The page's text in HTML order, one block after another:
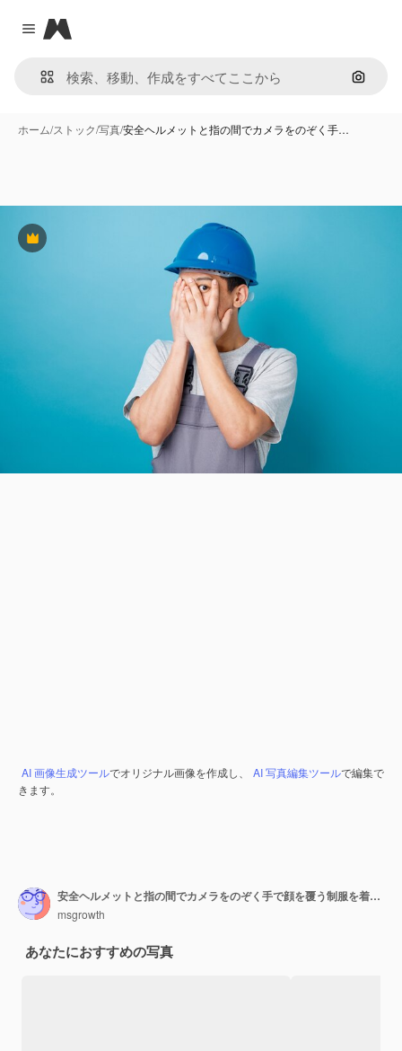
Close menu
Magnific
画像で
ホーム/ストック/写真/安全ヘルメットと指の間でカメラをのぞく手…
Premium
AI 画像生成ツールでオリジナル画像を作成し、 AI 写真編集ツールで編集で
きます。
安全ヘルメットと指の間でカメラをのぞく手で顔を覆う制服を着て怖い若い建設労働者
msgrowth
あなたにおすすめの写真